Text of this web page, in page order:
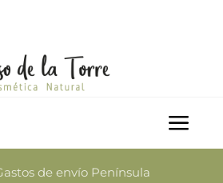
de envío Península